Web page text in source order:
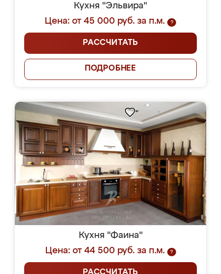
Кухня "Эльвира"
Цена: от 45 000 руб. за п.м.
?
РАССЧИТАТЬ
ПОДРОБНЕЕ
Кухня "Фаина"
Цена: от 44 500 руб. за п.м.
?